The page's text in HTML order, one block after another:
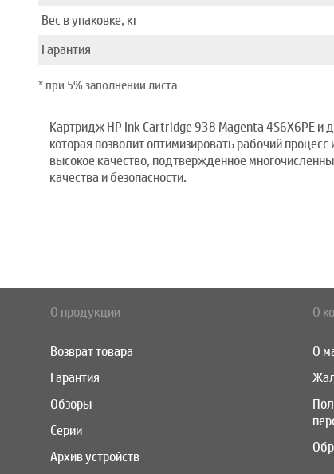
Вес в упаковке, кг
Гарантия
* при 5% заполнении листа
Картридж HP Ink Cartridge 938 Magenta 4S6X6PE и
которая позволит оптимизировать рабочий
высокое качество, подтвержденное
качества и безопасности.
О продукции
Возврат товара
Гарантия
Обзоры
Серии
Архив устройств
О
О